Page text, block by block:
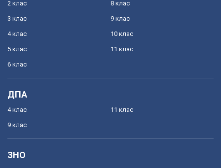
2 клас
3 клас
4 клас
5 клас
6 клас
8 клас
9 клас
10 клас
11 клас
ДПА
4 клас
9 клас
11 клас
ЗНО